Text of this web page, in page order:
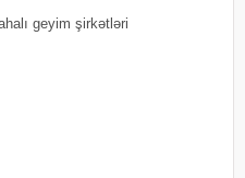
geyim şirkətləri